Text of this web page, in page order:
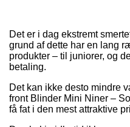
Det er i dag ekstremt
grund af dette har en lang
produkter – til juniorer, og
betaling.
Det kan ikke desto mindre
front Blinder Mini Niner –
få fat i den mest attraktive